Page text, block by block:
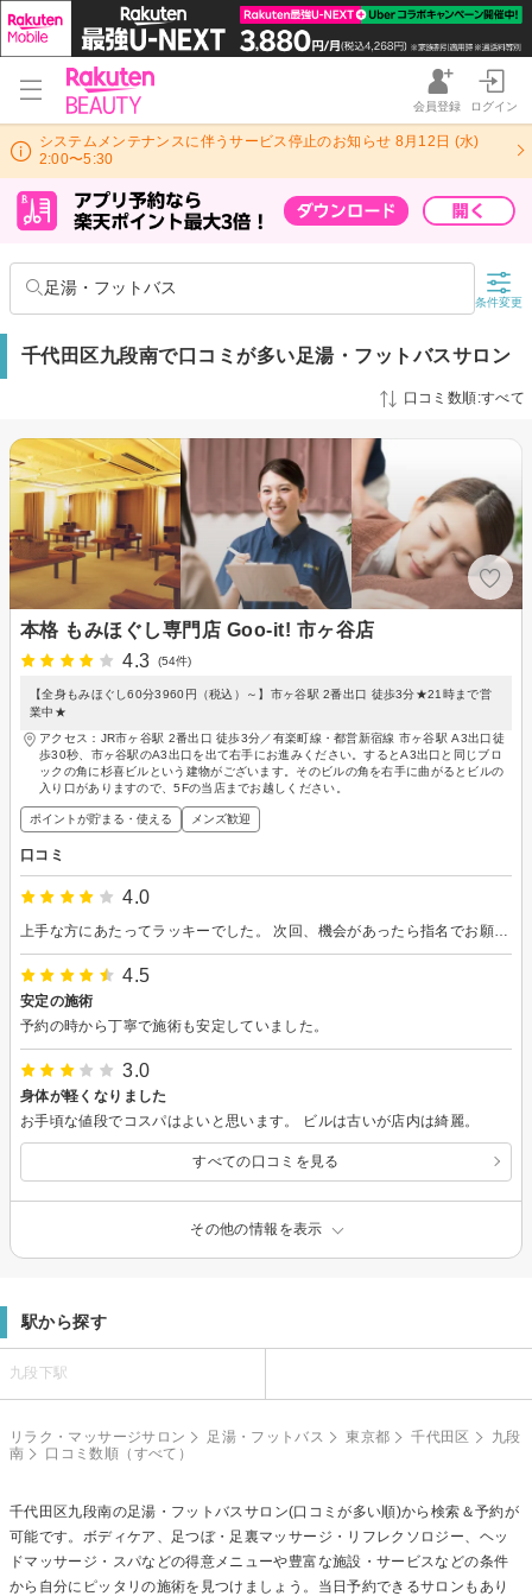
会員登録 ログイン
システムメンテナンスに伴うサービス停止のお知らせ 8月12日 (水)
2:00〜5:30
足湯・フットバス
条件変更
千代田区九段南で口コミが多い足湯・フットバスサロン
口コミ数順:すべて
本格 もみほぐし専門店 Goo-it! 市ヶ谷店
4.3
(54件)
【全身もみほぐし60分3960円（税込）～】市ヶ谷駅 2番出口 徒歩3分★21時まで営
業中★
アクセス：JR市ヶ谷駅 2番出口 徒歩3分／有楽町線・都営新宿線 市ヶ谷駅 A3出口徒
歩30秒、市ヶ谷駅のA3出口を出て右手にお進みください。するとA3出口と同じブロ
ックの角に杉喜ビルという建物がございます。そのビルの角を右手に曲がるとビルの
入り口がありますので、5Fの当店までお越しください。
ポイントが貯まる・使える メンズ歓迎
口コミ
4.0
上手な方にあたってラッキーでした。 次回、機会があったら指名でお願いしたいです。
4.5
安定の施術
予約の時から丁寧で施術も安定していました。
3.0
身体が軽くなりました
お手頃な値段でコスパはよいと思います。 ビルは古いが店内は綺麗。
すべての口コミを見る
その他の情報を表示
駅から探す
九段下駅
リラク・マッサージサロン 足湯・フットバス 東京都 千代田区
九段
南
口コミ数順（すべて）
千代田区九段南の足湯・フットバス サロン(口コミが多い順)から検索＆予約が
可能です。ボディケア、足つぼ・足裏マッサージ・リフレクソロジー、ヘッ
ドマッサージ・スパなどの得意メニューや豊富な施設・サービスなどの条件
から自分にピッタリの施術を見つけましょう。当日予約できるサロンもあり